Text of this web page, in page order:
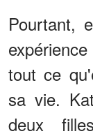
Pourtant,
tout ce
sa vie.
deux